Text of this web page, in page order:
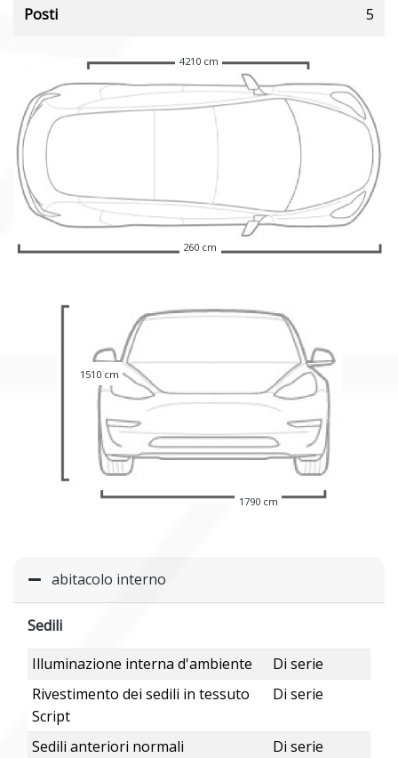
Posti 5
4210 cm
260 cm
1510 cm
1790 cm
abitacolo interno
Sedili
Illuminazione interna d'ambiente
Di serie
Rivestimento dei sedili in tessuto
Script
Di serie
Sedili anteriori normali
Di serie